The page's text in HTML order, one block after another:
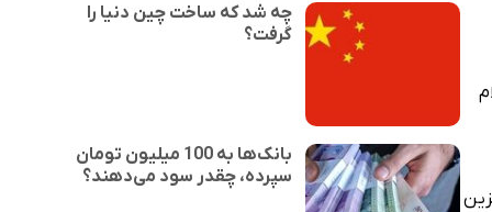
چه شد که ساخت چین دنیا را
گرفت؟
بانک‌ها به 100 میلیون تومان
سپرده، چقدر سود می‌دهند؟